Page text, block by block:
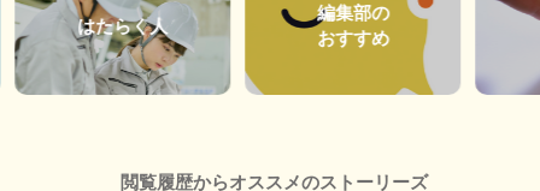
はたらく人
編集部の
おすすめ
閲覧履歴からオススメのストーリーズ